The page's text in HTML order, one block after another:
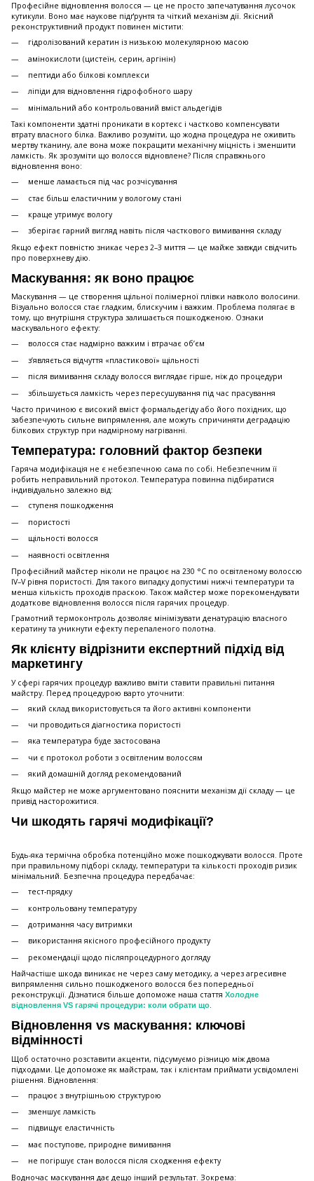
Професійне відновлення волосся — це не просто запечатування лусочок
кутикули. Воно має наукове підґрунтя та чіткий механізм дії. Якісний
реконструктивний продукт повинен містити:
гідролізований кератин із низькою молекулярною масою
амінокислоти (цистеїн, серин, аргінін)
пептиди або білкові комплекси
ліпіди для відновлення гідрофобного шару
мінімальний або контрольований вміст альдегідів
Такі компоненти здатні проникати в кортекс і частково компенсувати
втрату власного білка. Важливо розуміти, що жодна процедура не оживить
мертву тканину, але вона може покращити механічну міцність і зменшити
ламкість. Як зрозуміти що волосся відновлене? Після справжнього
відновлення воно:
менше ламається під час розчісування
стає більш еластичним у вологому стані
краще утримує вологу
зберігає гарний вигляд навіть після часткового вимивання складу
Якщо ефект повністю зникає через 2–3 миття — це майже завжди свідчить
про поверхневу дію.
Маскування: як воно працює
Маскування — це створення щільної полімерної плівки навколо волосини.
Візуально волосся стає гладким, блискучим і важким. Проблема полягає в
тому, що внутрішня структура залишається пошкодженою. Ознаки
маскувального ефекту:
волосся стає надмірно важким і втрачає об’єм
з’являється відчуття «пластикової» щільності
після вимивання складу волосся виглядає гірше, ніж до процедури
збільшується ламкість через пересушування під час прасування
Часто причиною є високий вміст формальдегіду або його похідних, що
забезпечують сильне випрямлення, але можуть спричиняти деградацію
білкових структур при надмірному нагріванні.
Температура: головний фактор безпеки
Гаряча модифікація не є небезпечною сама по собі. Небезпечним її
робить неправильний протокол. Температура повинна підбиратися
індивідуально залежно від:
ступеня пошкодження
пористості
щільності волосся
наявності освітлення
Професійний майстер ніколи не працює на 230 °C по освітленому волоссю
IV–V рівня пористості. Для такого випадку допустимі нижчі температури та
менша кількість проходів праскою. Також майстер може порекомендувати
додаткове відновлення волосся після гарячих процедур.
Грамотний термоконтроль дозволяє мінімізувати денатурацію власного
кератину та уникнути ефекту перепаленого полотна.
Як клієнту відрізнити експертний підхід від
маркетингу
У сфері гарячих процедур важливо вміти ставити правильні питання
майстру. Перед процедурою варто уточнити:
який склад використовується та його активні компоненти
чи проводиться діагностика пористості
яка температура буде застосована
чи є протокол роботи з освітленим волоссям
який домашній догляд рекомендований
Якщо майстер не може аргументовано пояснити механізм дії складу — це
привід насторожитися.
Чи шкодять гарячі модифікації?
Будь-яка термічна обробка потенційно може пошкоджувати волосся. Проте
при правильному підборі складу, температури та кількості проходів ризик
мінімальний. Безпечна процедура передбачає:
тест-прядку
контрольовану температуру
дотримання часу витримки
використання якісного професійного продукту
рекомендації щодо післяпроцедурного догляду
Найчастіше шкода виникає не через саму методику, а через агресивне
випрямлення сильно пошкодженого волосся без попередньої
реконструкції. Дізнатися більше допоможе наша стаття Холодне
відновлення VS гарячі процедури: коли обрати що.
Відновлення vs маскування: ключові
відмінності
Щоб остаточно розставити акценти, підсумуємо різницю між двома
підходами. Це допоможе як майстрам, так і клієнтам приймати усвідомлені
рішення. Відновлення:
працює з внутрішньою структурою
зменшує ламкість
підвищує еластичність
має поступове, природне вимивання
не погіршує стан волосся після сходження ефекту
Водночас маскування дає дещо інший результат. Зокрема: